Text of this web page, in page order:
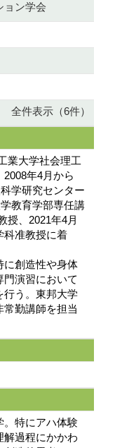
ョン学会
全件表示（6件）
業大学社会理工
年4月から
学研究センター
教育学部専任講
授、2021年4月
科准教授に着
に創造性や身体
演習において
行う。東邦大学
勤講師を担当
。特にアハ体験
解過程にかかわ